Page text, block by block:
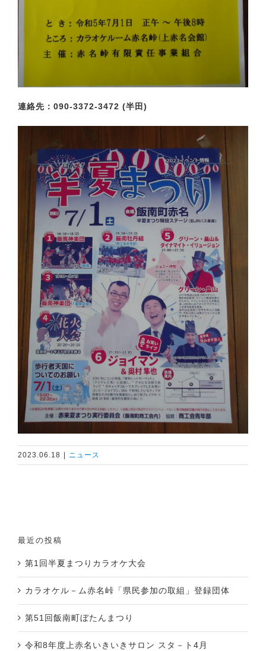
連絡先：090-3372-3472 (半田)
2023.06.18 | ニュース
最近の投稿
第1回半夏まつりカラオケ大会
カラオケル－ム赤名峠「県民参加の取組」登録団体
第51回飯南町ぼたんまつり
令和8年度上赤名いきいきサロン スタ－ト4月